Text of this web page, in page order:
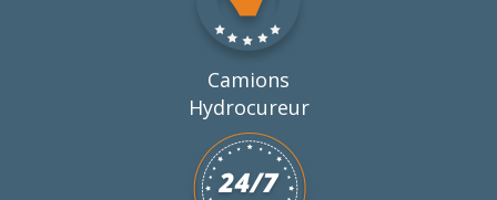
Camions
Hydrocureur